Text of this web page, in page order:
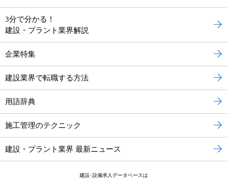
3分で分かる！
建設・プラント業界解説
企業特集
建設業界で転職する方法
用語辞典
施工管理のテクニック
建設・プラント業界 最新ニュース
建設･設備求人データベースは